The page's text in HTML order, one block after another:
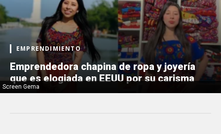
Screen Gema
EMPRENDIMIENTO
Emprendedora chapina de ropa y joyería
que es elogiada en EEUU por su carisma